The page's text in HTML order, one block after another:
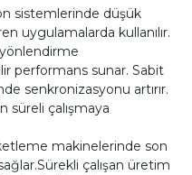
sistemlerinde düşük
uygulamalarda kullanılır.
performans sunar. Sabit
senkronizasyonu artırır.
süreli çalışmaya
makinelerinde son
çalışan üretim